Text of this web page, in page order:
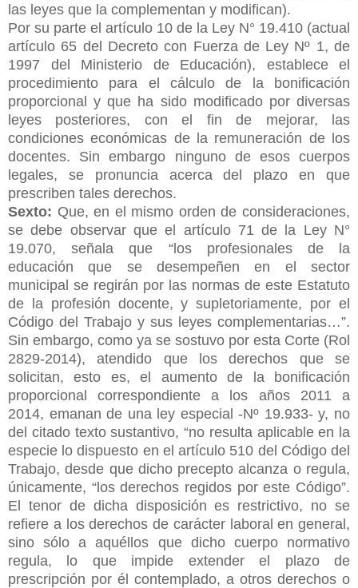
las leyes que la complementan y modifican).
Por su parte el artículo 10 de la Ley N° 19.410 (actual
artículo 65 del Decreto con Fuerza de Ley Nº 1, de
1997 del Ministerio de Educación), establece el
procedimiento para el cálculo de la bonificación
proporcional yque ha sido modificado por diversas
leyes posteriores, con el fin de mejorar, las
condiciones económicas de la remuneración de los
docentes. Sin embargo ninguno de esos cuerpos
legales, se pronuncia acerca del plazo en que
prescriben tales derechos.
Sexto: Que, en el mismo orden de consideraciones,
se debe observar que el artículo 71 de la Ley N°
19.070, señala que “los profesionales de la
educación que se desempeñen en el sector
municipal se regirán por las normas de este Estatuto
de la profesión docente, y supletoriamente, por el
Código del Trabajo y sus leyes complementarias…”.
Sin embargo, como ya se sostuvo por esta Corte (Rol
2829-2014), atendido que los derechos que se
solicitan, esto es, el aumento de la bonificación
proporcional correspondiente a los años 2011 a
2014, emanan de una ley especial -Nº 19.933- y, no
del citado texto sustantivo, “no resulta aplicable en la
especie lo dispuesto en el artículo 510 del Código del
Trabajo, desde que dicho precepto alcanza o regula,
únicamente, “los derechos regidos por este Código”.
El tenor de dicha disposición es restrictivo, no se
refiere a los derechos de carácter laboral en general,
sino sólo a aquéllos que dicho cuerpo normativo
regula, lo que impide extender el plazo de
prescripción por él contemplado, a otros derechos o